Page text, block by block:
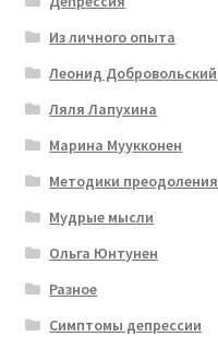
Из личного опыта
Леонид Добровольский
Ляля Лапухина
Марина Муукконен
Методики преодоления
Мудрые мысли
Ольга Юнтунен
Разное
Симптомы депрессии